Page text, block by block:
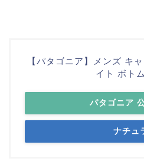
【パタゴニア】メンズ キ
イト ボト
パタゴニア
ナチュ